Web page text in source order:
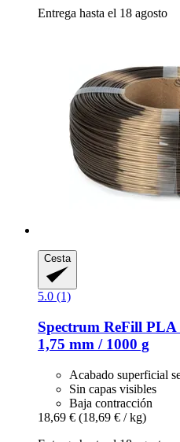
Entrega hasta el 18 agosto
Cesta
5.0 (1)
Spectrum ReFill PLA
1,75 mm / 1000 g
Acabado superficial
Sin capas visibles
Baja contracción
18,69 € (18,69 € / kg)